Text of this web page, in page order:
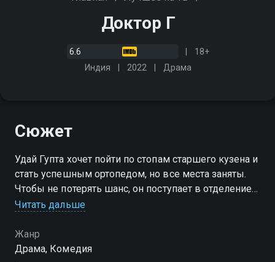
Доктор Г
6.6
18+
Индия
2022 Драма
Сюжет
Удай Гупта хочет пойти по стопам старшего кузена и
стать успешным ортопедом, но все места заняты.
Чтобы не потерять шанс, он поступает в отделение
гинекологии, где открывает для себя неожиданные
Читать дальше
Жанр
Драма, Комедия